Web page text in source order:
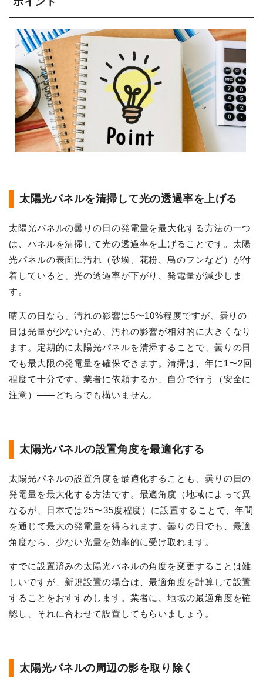
太陽光パネルを清掃して光の透過率を上げる
太陽光パネルの曇りの日の発電量を最大化する方法の一つ
は、パネルを清掃して光の透過率を上げることです。太陽
光パネルの表面に汚れ（砂埃、花粉、鳥のフンなど）が付
着していると、光の透過率が下がり、発電量が減少しま
す。
晴天の日なら、汚れの影響は5〜10%程度ですが、曇りの
日は光量が少ないため、汚れの影響が相対的に大きくなり
ます。定期的に太陽光パネルを清掃することで、曇りの日
でも最大限の発電量を確保できます。清掃は、年に1〜2回
程度で十分です。業者に依頼するか、自分で行う（安全に
注意）——どちらでも構いません。
太陽光パネルの設置角度を最適化する
太陽光パネルの設置角度を最適化することも、曇りの日の
発電量を最大化する方法です。最適角度（地域によって異
なるが、日本では25〜35度程度）に設置することで、年間
を通じて最大の発電量を得られます。曇りの日でも、最適
角度なら、少ない光量を効率的に受け取れます。
すでに設置済みの太陽光パネルの角度を変更することは難
しいですが、新規設置の場合は、最適角度を計算して設置
することをおすすめします。業者に、地域の最適角度を確
認し、それに合わせて設置してもらいましょう。
太陽光パネルの周辺の影を取り除く